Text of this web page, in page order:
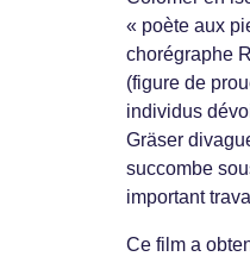
« poète aux
chorégraphe
(figure de
individus
Gräser
succombe
important
Ce film a